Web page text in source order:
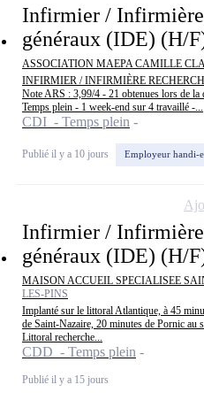
Infirmier / Infirmière
généraux (IDE) (H/
ASSOCIATION MAEPA CAMILLE
INFIRMIER / INFIRMIÈRE
Note ARS : 3,99/4 - 21 obtenues lors de
Temps plein - 1 week-end sur 4 travaillé -...
CDI - Temps plein
Publié il y a 10 jours Employeur handi-
Infirmier / Infirmière
généraux (IDE) (H/
MAISON ACCUEIL SPECIALISEE
LES-PINS
Implanté sur le littoral Atlantique, à 45
de Saint-Nazaire, 20 minutes de Pornic au
Littoral recherche...
CDD - Temps plein
Publié il y a 15 jours